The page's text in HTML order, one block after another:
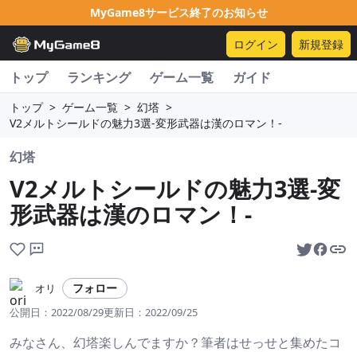
MyGame8サービス終了のお知らせ
ログイン 新規登録
トップ ランキング ゲーム一覧 ガイド
トップ > ゲーム一覧 > 幻塔 >
V2メルトシールドの魅力3選-変形武器は漢のロマン！-
幻塔
V2メルトシールドの魅力3選-変
形武器は漢のロマン！-
オリ フォロー
公開日： 2022/08/29更新日： 2022/09/25
みなさん、幻塔楽しんでますか？筆者はせっせと集めたコ